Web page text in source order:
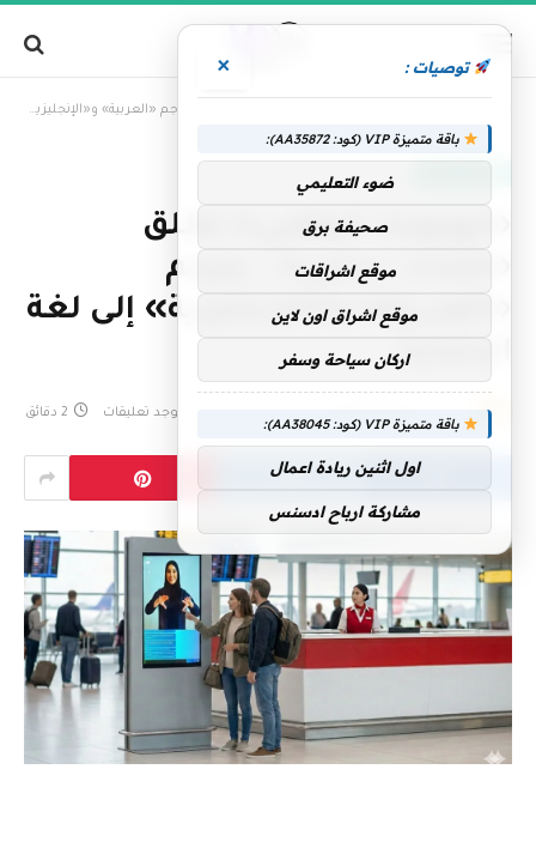
«نيويورك أبوظبي» تطلق «تشات ساين».. يترجم «العربية» و«الإنجليزية» إلى لغة الإشارة
«نيويورك أبوظبي» تطلق
«تشات ساين».. يترجم
«العربية» و«الإنجليزية» إلى لغة
الإشارة
لا توجد تعليقات 2 دقائق
توصيات : ×
باقة متميزة VIP (كود: AA35872):
ضوء التعليمي
صحيفة برق
موقع اشراقات
موقع اشراق اون لاين
اركان سياحة وسفر
باقة متميزة VIP (كود: AA38045):
اول اثنين ريادة اعمال
مشاركة ارباح ادسنس